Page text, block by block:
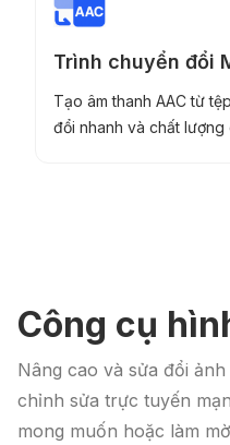
Trình chuyển đổi
Tạo âm thanh AAC từ
đổi nhanh và chất lượng
Công cụ
Nâng cao và sửa đổi
chỉnh sửa trực tuyến
mong muốn hoặc làm